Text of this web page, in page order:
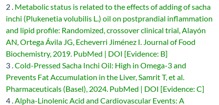
2 . Metabolic status is related to the effects of adding of sacha
inchi (Plukenetia volubilis L.) oil on postprandial inflammation
and lipid profile: Randomized, crossover clinical trial, Alayón
AN, Ortega Ávila JG, Echeverri Jiménez I. Journal of Food
Biochemistry, 2019. PubMed | DOI [Evidence: B]
3 .Cold-Pressed Sacha Inchi Oil: High in Omega-3 and
Prevents Fat Accumulation in the Liver, Samrit T, et al.
Pharmaceuticals (Basel), 2024. PubMed | DOI [Evidence: C]
4 .Alpha-Linolenic Acid and Cardiovascular Events: A